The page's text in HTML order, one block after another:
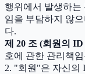
행위에서 발생하는
임을 부담하지 않
다.
제 20 조 (회원의
호에 관한 관리책
2. "회원"은 자신의